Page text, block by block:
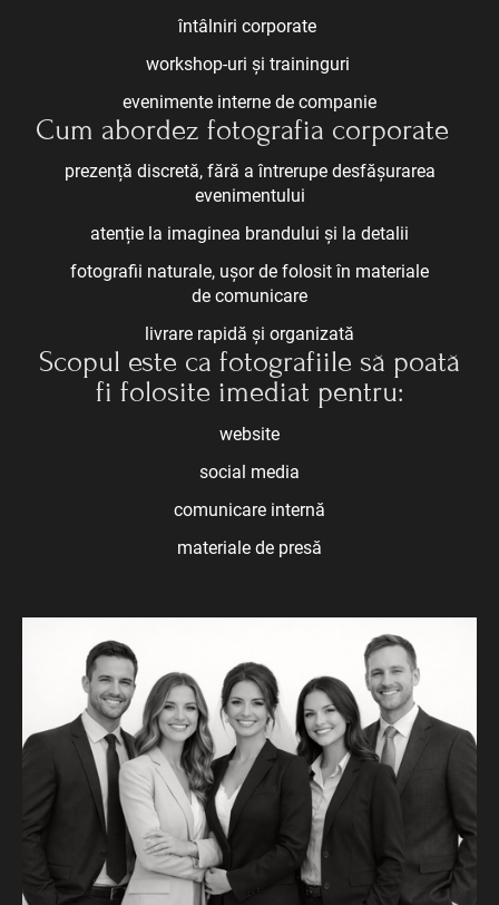
întâlniri corporate
workshop-uri și traininguri
evenimente interne de companie
Cum abordez fotografia corporate
prezență discretă, fără a întrerupe desfășurarea
evenimentului
atenție la imaginea brandului și la detalii
fotografii naturale, ușor de folosit în materiale
de comunicare
livrare rapidă și organizată
Scopul este ca fotografiile să poată
fi folosite imediat pentru:
website
social media
comunicare internă
materiale de presă